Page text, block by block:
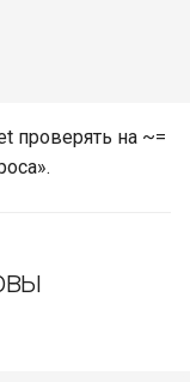
проверять на ~=